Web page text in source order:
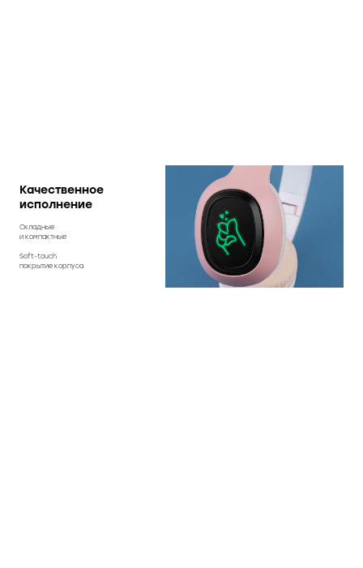
Качественное
исполнение
Складные
и компактные
Soft-touch
покрытие корпуса